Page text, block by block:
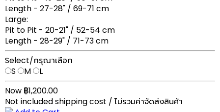
Length - 27-28" / 69-71 cm
Large:
Pit to Pit - 20-21" / 52-54 cm
Length - 28-29" / 71-73 cm
Select/กรุณาเลือก
S
M
L
Now ฿1,200.00
Not included shipping cost / ไม่รวมค่าจัดส่งสินค้า